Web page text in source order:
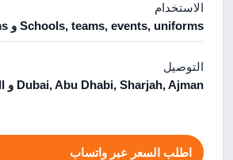
الاستخدام
Schools, teams, events, uniforms و reseller programs
التوصيل
Dubai, Abu Dhabi, Sharjah, Ajman و all الإمارات
اطلب السعر عبر واتساب